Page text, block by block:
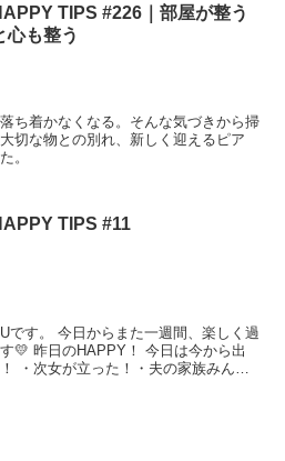
TIPS #226｜部屋が整う
心も整う
ち着かなくなる。そんな気づきから掃
切な物との別れ、新しく迎えるピア
。
TIPS #11
です。 今日からまた一週間、楽しく過
💛 昨日のHAPPY！ 今日は今から出
・次女が立った！・夫の家族みんな